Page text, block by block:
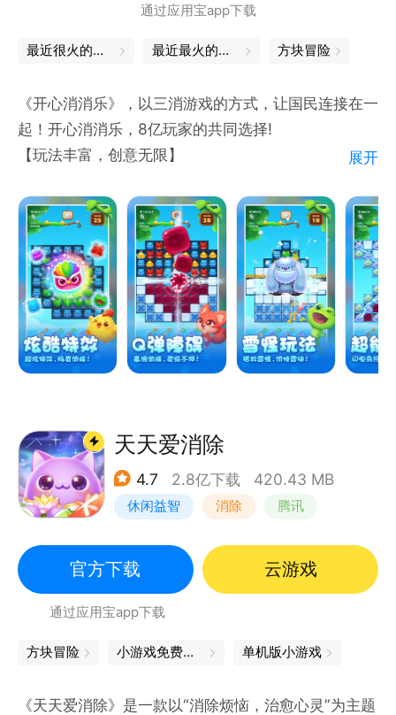
通过应用宝app下载
最近很火的游戏 最近最火的游戏 方块冒险
《开心消消乐》，以三消游戏的方式，让国民连接在一
起！开心消消乐，8亿玩家的共同选择!
【玩法丰富，创意无限】
的关卡(持续更新中)，每一关都竭力给您带来超爽的消
除体验。乐在其中，其乐无穷!
【随时随地都能玩】
无需下载，点击即玩，开启手机，快乐一触即发！消除
无聊、消除烦恼、消除距离，就在消消乐!
【上手简单，有趣休闲】休闲三消玩法，轻移指尖，即
享畅快！消消乐的粉丝全年龄覆盖;是一款超级受玩家
清新的藤蔓场景，明晰的面板设计，华丽爽快的特效效
果，还有萌动有趣的小动物们，定会陪您度过欢乐休闲
时光~
展开
天天爱消除
4.7 2.8亿下载 420.43 MB
休闲益智 消除 腾讯
官方下载 云游戏
通过应用宝app下载
方块冒险 小游戏免费下载 单机版小游戏
《天天爱消除》是一款以“消除烦恼，治愈心灵”为主题